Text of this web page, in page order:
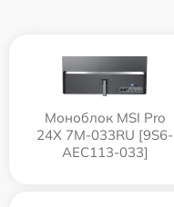
Моноблок MSI Pro
24X 7M-033RU [9S6-
AEC113-033]